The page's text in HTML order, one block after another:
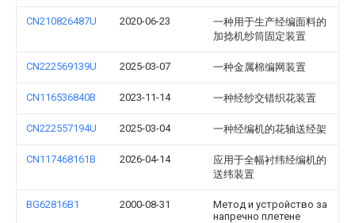
CN210826487U 2020-06-23
一种用于生产经编面料的
加捻机纱筒固定装置
CN222569139U 2025-03-07 一种金属棉编网装置
CN116536840B 2023-11-14 一种经纱交错织花装置
CN222557194U 2025-03-04 一种经编机的花轴送经架
CN117468161B 2026-04-14
应用于全幅衬纬经编机的
送纬装置
BG62816B1 2000-08-31
Метод и устройство за
напречно плетене